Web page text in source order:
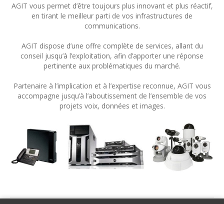
AGIT vous permet d’être toujours plus innovant et plus réactif,
en tirant le meilleur parti de vos infrastructures de
communications.
AGIT dispose d’une offre complète de services, allant du
conseil jusqu’à l’exploitation, afin d’apporter une réponse
pertinente aux problématiques du marché.
Partenaire à l’implication et à l’expertise reconnue, AGIT vous
accompagne jusqu’à l’aboutissement de l’ensemble de vos
projets voix, données et images.